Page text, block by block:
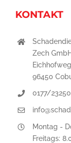
KONTAKT
Zech GmbH
96450
0177/
Montag -
Freitags: